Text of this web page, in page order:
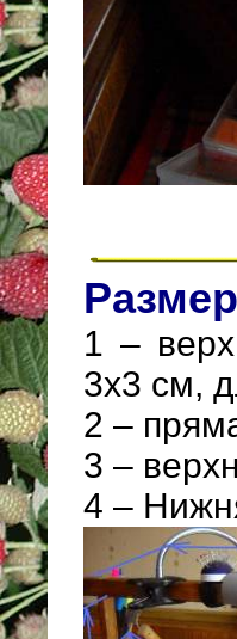
1 –
3х3 см,
2 –
3 –
4 –